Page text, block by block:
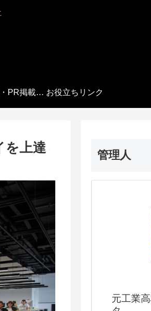
PR掲載の お役立ちリンク
を上達
管理人
元工業